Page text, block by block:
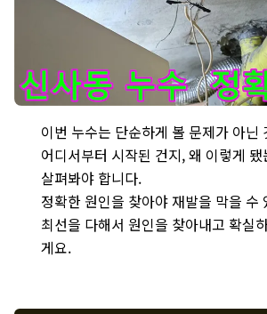
이번 누수는 단순하게 볼 문제가 아닌
어디서부터 시작된 건지, 왜 이렇게
살펴봐야 합니다.
정확한 원인을 찾아야 재발을 막을 수
최선을 다해서 원인을 찾아내고 확실
게요.